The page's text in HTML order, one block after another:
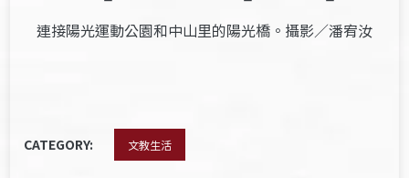
連接陽光運動公園和中山里的陽光橋。攝影／潘宥汝
CATEGORY: 文教生活